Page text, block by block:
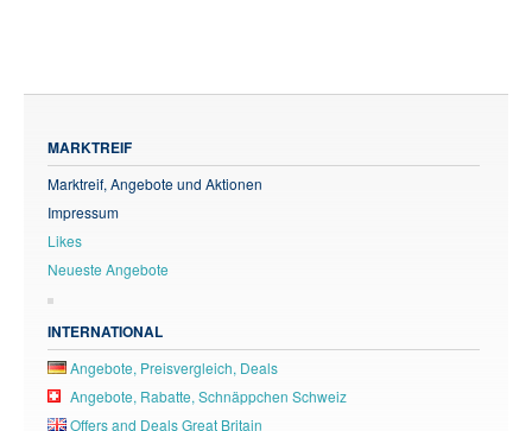
MARKTREIF
Marktreif, Angebote und Aktionen
Impressum
Likes
Neueste Angebote
INTERNATIONAL
Angebote, Preisvergleich, Deals
Angebote, Rabatte, Schnäppchen Schweiz
Offers and Deals Great Britain